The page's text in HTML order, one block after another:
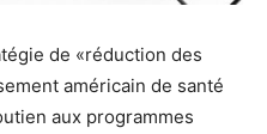
de «réduction des
américain de santé
aux programmes